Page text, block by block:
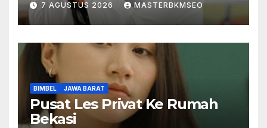
7 AGUSTUS 2026 MASTERBKMSEO
BIMBEL JAWA BARAT
Pusat Les Privat Ke Rumah
Bekasi